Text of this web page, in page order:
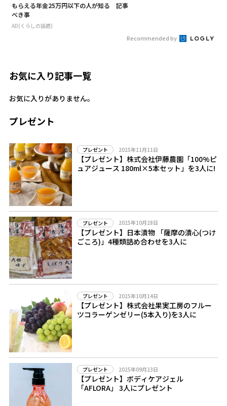
もらえる年金25万円以下の人が知る
べき事
AD(くらしの話題)
記事
Recommended by
お気に入り記事一覧
お気に入りがありません。
プレゼント
プレゼント 2025年11月11日
【プレゼント】株式会社伊藤農園「100%ピ
ュアジュース 180ml×5本セット」を3人に!
プレゼント 2025年10月28日
【プレゼント】日本漬物 「薩摩の漬心(つけ
ごころ)」4種類詰め合わせを3人に
プレゼント 2025年10月14日
【プレゼント】株式会社果実工房のフルー
ツコラーゲンゼリー(5本入り)を3人に
プレゼント 2025年09月23日
【プレゼント】ボディケアジェル
「AFLORA」 3人にプレゼント